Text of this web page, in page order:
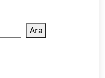
Ara